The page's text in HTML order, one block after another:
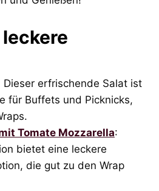
Dieser erfrischende Salat ist
für Buffets und Picknicks,
Tomate Mozzarella:
bietet eine leckere
die gut zu den Wrap